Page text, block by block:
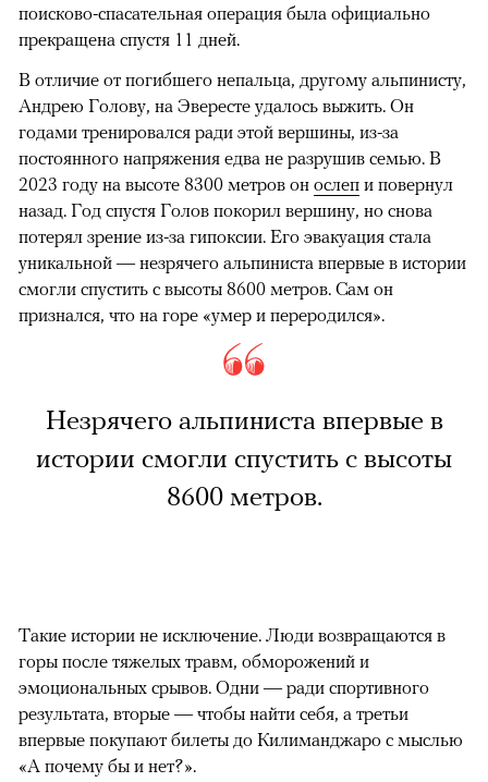
поисково-спасательная операция была официально
прекращена спустя 11 дней.
В отличие от погибшего непальца, другому альпинисту,
Андрею Голову, на Эвересте удалось выжить. Он
годами тренировался ради этой вершины, из-за
постоянного напряжения едва не разрушив семью. В
2023 году на высоте 8300 метров он ослеп и повернул
назад. Год спустя Голов покорил вершину, но снова
потерял зрение из-за гипоксии. Его эвакуация стала
уникальной — незрячего альпиниста впервые в истории
смогли спустить с высоты 8600 метров. Сам он
признался, что на горе «умер и переродился».
Незрячего альпиниста впервые в
истории смогли спустить с высоты
8600 метров.
Такие истории не исключение. Люди возвращаются в
горы после тяжелых травм, обморожений и
эмоциональных срывов. Одни — ради спортивного
результата, вторые — чтобы найти себя, а третьи
впервые покупают билеты до Килиманджаро с мыслью
«А почему бы и нет?».